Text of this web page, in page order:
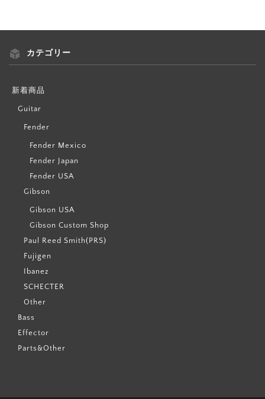
カテゴリー
新着商品
Guitar
Fender
Fender Mexico
Fender Japan
Fender USA
Gibson
Gibson USA
Gibson Custom Shop
Paul Reed Smith(PRS)
Fujigen
Ibanez
SCHECTER
Other
Bass
Effector
Parts&Other